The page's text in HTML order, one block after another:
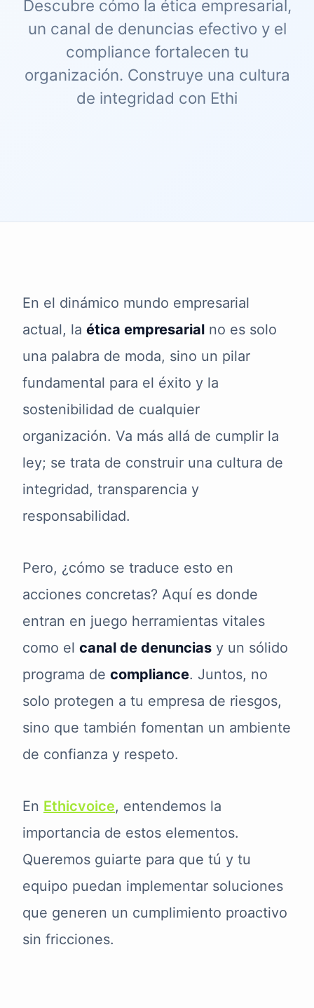
Descubre cómo la ética empresarial,
un canal de denuncias efectivo y el
compliance fortalecen tu
organización. Construye una cultura
de integridad con Ethi
En el dinámico mundo empresarial
actual, la ética empresarial no es solo
una palabra de moda, sino un pilar
fundamental para el éxito y la
sostenibilidad de cualquier
organización. Va más allá de cumplir la
ley; se trata de construir una cultura de
integridad, transparencia y
responsabilidad.
Pero, ¿cómo se traduce esto en
acciones concretas? Aquí es donde
entran en juego herramientas vitales
como el canal de denuncias y un sólido
programa de compliance. Juntos, no
solo protegen a tu empresa de riesgos,
sino que también fomentan un ambiente
de confianza y respeto.
En Ethicvoice, entendemos la
importancia de estos elementos.
Queremos guiarte para que tú y tu
equipo puedan implementar soluciones
que generen un cumplimiento proactivo
sin fricciones.